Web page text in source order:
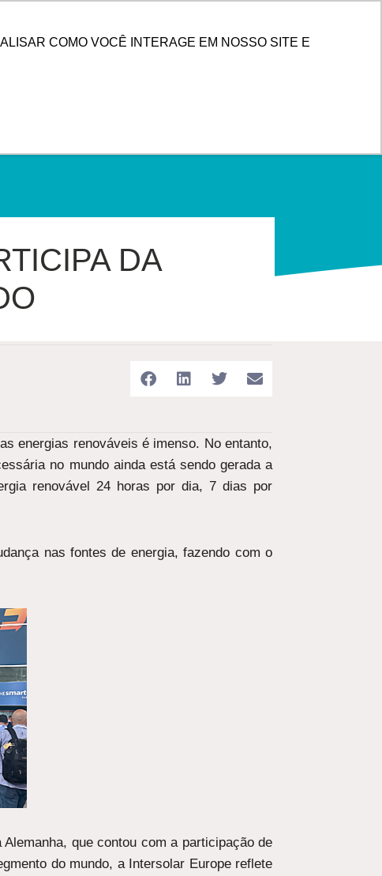
COMO VOCÊ INTERAGE EM NOSSO SITE E
DE CLIENTES
DA
energias renováveis é imenso. No entanto,
no mundo ainda está sendo gerada a
renovável 24 horas por dia, 7 dias por
nas fontes de energia, fazendo com o
que contou com a participação de
do mundo, a Intersolar Europe reflete